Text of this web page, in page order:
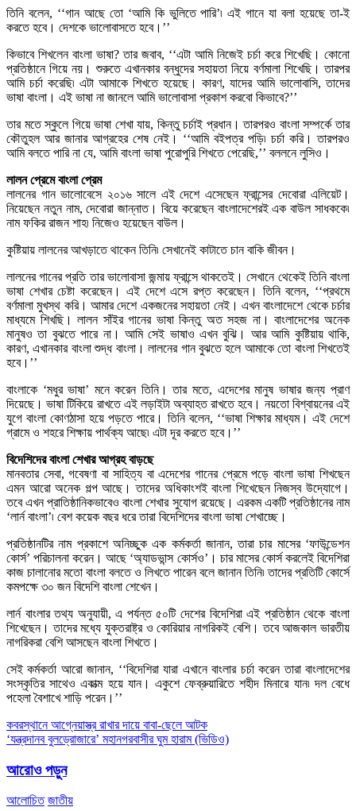
তিনি বলেন, ‘‘গান আছে তো ‘আমি কি ভুলিতে পারি’৷ এই গানে যা বলা হয়েছে তা-ই
করতে হবে। দেশকে ভালোবাসতে হবে।’’
কিভাবে শিখলেন বাংলা ভাষা? তার জবাব, ‘‘এটা আমি নিজেই চর্চা করে শিখেছি। কোনো
প্রতিষ্ঠানে গিয়ে নয়। শুরুতে এখানকার বন্ধুদের সহায়তা নিয়ে বর্ণমালা শিখেছি। তারপর
আমি চর্চা করেছি৷ এটা আমাকে শিখতে হয়েছে। কারণ, যাদের আমি ভালোবাসি, তাদের
ভাষা বাংলা। এই ভাষা না জানলে আমি ভালোবাসা প্রকাশ করবো কিভাবে?’’
তার মতে স্কুলে গিয়ে ভাষা শেখা যায়, কিন্তু চর্চাই প্রধান। তারপরও বাংলা সম্পর্কে তার
কৌতুহল আর জানার আগ্রহের শেষ নেই। ‘‘আমি বইপত্র পড়ি৷ চর্চা করি। তারপরও
আমি বলতে পারি না যে, আমি বাংলা ভাষা পুরোপুরি শিখতে পেরেছি,’’ বললনে লুসিও।
লালন প্রেমে বাংলা প্রেম
লালনের গান ভালোবেসে ২০১৬ সালে এই দেশে এসেছেন ফ্রান্সের দেবোরা এলিয়েট।
নিয়েছেন নতুন নাম, দেবোরা জান্নাত। বিয়ে করেছেন বাংলাদেশেরই এক বাউল সাধককে৷
নাম ফকির রাজন শাহ৷ নিজেও হয়েছেন বাউল।
কুষ্টিয়ায় লালনের আখড়াতে থাকেন তিনি৷ সেখানেই কাটাতে চান বাকি জীবন।
লালনের গানের প্রতি তার ভালোবাসা জন্মায় ফ্রান্সে থাকতেই। সেখানে থেকেই তিনি বাংলা
ভাষা শেখার চেষ্টা করেছেন। এই দেশে এসে রপ্ত করেছেন। তিনি বলেন, ‘‘প্রথমে
বর্ণমালা মুখস্থ করি। আমার দেশে একজনের সহায়তা নেই। এখন বাংলাদেশে থেকে চর্চার
মাধ্যমে শিখছি। লালন সাঁইর গানের ভাষা কিন্তু অত সহজ না। বাংলাদেশের অনেক
মানুষও তা বুঝতে পারে না। আমি সেই ভাষাও এখন বুঝি। আর আমি কুষ্টিয়ায় থাকি,
কারণ, এখানকার বাংলা শুদ্ধ বাংলা। লালনের গান বুঝতে হলে আমাকে তো বাংলা শিখতেই
হবে।’’
বাংলাকে ‘মধুর ভাষা’ মনে করেন তিনি। তার মতে, এদেশের মানুষ ভাষার জন্য প্রাণ
দিয়েছে। ভাষা টিকিয়ে রাখতে এই লড়াইটা অব্যাহত রাখতে হবে। নয়তো বিশ্বায়নের এই
যুগে বাংলা কোণঠাসা হয়ে পড়তে পারে। তিনি বলেন, ‘‘ভাষা শিক্ষার মাধ্যম। এই দেশে
গ্রামে ও শহরে শিক্ষায় পার্থক্য আছে৷ এটা দূর করতে হবে।’’
বিদেশিদের বাংলা শেখার আগ্রহ বাড়ছে
মানবতার সেবা, গবেষণা বা সাহিত্য বা এদেশের গানের প্রেমে পড়ে বাংলা ভাষা শিখছেন
এমন আরো অনেক গল্প আছে। তাদের অধিকাংশই বাংলা শিখেছেন নিজস্ব উদ্যোগে।
তবে এখন প্রাতিষ্ঠানিকভাবেও বাংলা শেখার সুযোগ রয়েছে। এরকম একটি প্রতিষ্ঠানের নাম
‘লার্ন বাংলা’৷ বেশ কয়েক বছর ধরে তারা বিদেশিদের বাংলা ভাষা শেখাচ্ছে।
প্রতিষ্ঠানটির নাম প্রকাশে অনিচ্ছুক এক কর্মকর্তা জানান, তারা চার মাসের ‘ফাউন্ডেশন
কোর্স’ পরিচালনা করেন। আছে ‘অ্যাডভান্স কোর্সও’। চার মাসের কোর্স করলেই বিদেশিরা
কাজ চালানোর মতো বাংলা বলতে ও লিখতে পারেন বলে জানান তিনি৷ তাদের প্রতিটি কোর্সে
কমপক্ষে ৩০ জন বিদেশি বাংলা শেখেন।
লার্ন বাংলার তথ্য অনুযায়ী, এ পর্যন্ত ৫০টি দেশের বিদেশিরা এই প্রতিষ্ঠান থেকে বাংলা
শিখেছেন। তাদের মধ্যে যুক্তরাষ্ট্র ও কোরিয়ার নাগরিকই বেশি। তবে আজকাল ভারতীয়
নাগরিকরা বেশি আসছেন বাংলা শিখতে।
সেই কর্মকর্তা আরো জানান, ‘‘বিদেশিরা যারা এখানে বাংলার চর্চা করেন তারা বাংলাদেশের
সংস্কৃতির সাথেও একাত্ম হয়ে যান। একুশে ফেব্রুয়ারিতে শহীদ মিনারে যান৷ দল বেধে
পহেলা বৈশাখে শাড়ি পরেন।’’
Post
navigation
কবরস্থানে আগ্নেয়াস্ত্র রাখার দায়ে বাবা-ছেলে আটক
‘যন্ত্রদানব বুলড্রোজারে’ মহানগরবাসীর ঘুম হারাম (ভিডিও)
আরোও পড়ুন
আলোচিত জাতীয়